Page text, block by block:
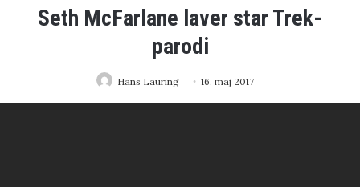
Seth McFarlane laver star Trek-
parodi
Hans Lauring 16. maj 2017